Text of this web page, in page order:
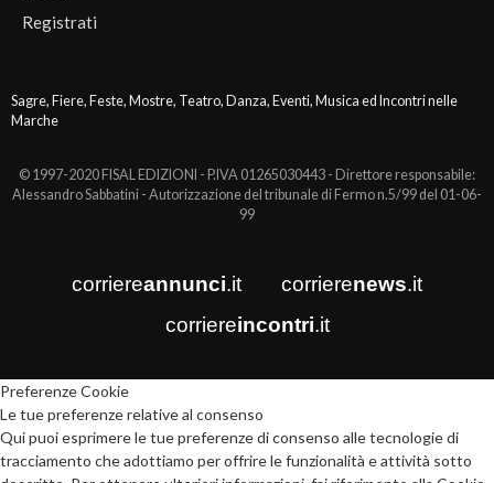
Registrati
Sagre, Fiere, Feste, Mostre, Teatro, Danza, Eventi, Musica ed Incontri nelle
Marche
© 1997-2020 FISAL EDIZIONI - P.IVA 01265030443 - Direttore responsabile:
Alessandro Sabbatini - Autorizzazione del tribunale di Fermo n.5/99 del 01-06-
99
corriereannunci.it corrierenews.it
corriereincontri.it
Preferenze Cookie
Le tue preferenze relative al consenso
Qui puoi esprimere le tue preferenze di consenso alle tecnologie di
tracciamento che adottiamo per offrire le funzionalità e attività sotto